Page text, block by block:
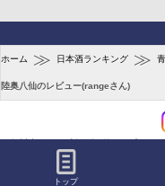
トップ
ホーム ≫ 日本酒ランキング ≫
陸奥八仙のレビュー(rangeさん)